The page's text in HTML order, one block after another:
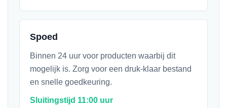
Spoed
Binnen 24 uur voor producten waarbij dit
mogelijk is. Zorg voor een druk-klaar bestand
en snelle goedkeuring.
Sluitingstijd 11:00 uur